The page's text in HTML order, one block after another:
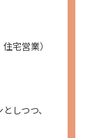
宅営業）
しつつ、